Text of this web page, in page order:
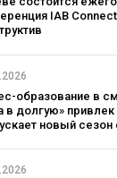
IAB
образование в
в долгую» привлек
новый сезон